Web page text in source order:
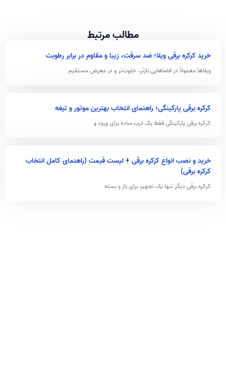
مطالب مرتبط
خرید کرکره برقی ویلا؛ ضد سرقت، زیبا و مقاوم در برابر رطوبت
ویلاها معمولاً در فضاهایی بازتر، خلوت‌تر و در معرض مستقیم
کرکره برقی پارکینگی؛ راهنمای انتخاب بهترین موتور و تیغه
کرکره برقی پارکینگی فقط یک درب ساده برای ورود و
خرید و نصب انواع کرکره برقی + لیست قیمت (راهنمای کامل انتخاب
کرکره برقی)
کرکره برقی دیگر تنها یک تجهیز برای باز و بسته